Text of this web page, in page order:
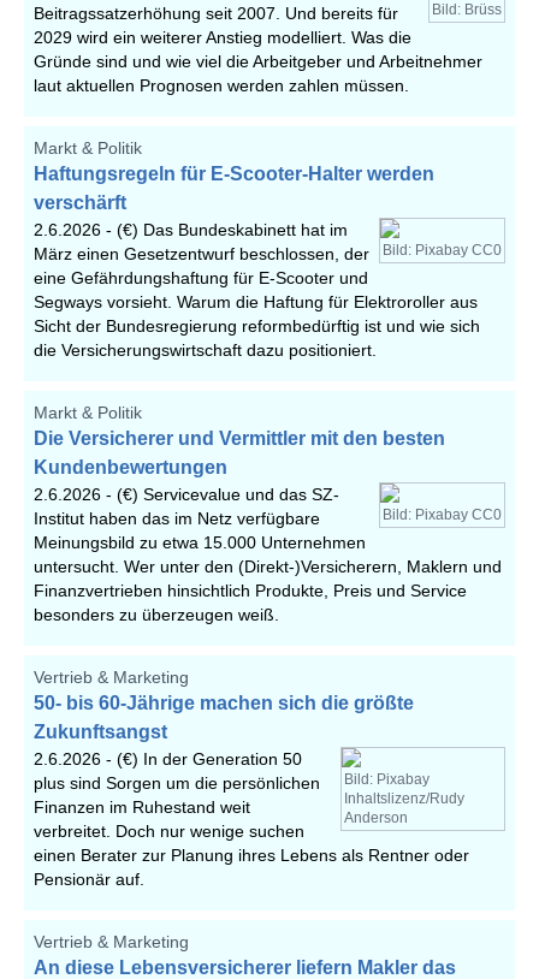
Bild: Brüss
Beitragssatzerhöhung seit 2007. Und bereits für
2029 wird ein weiterer Anstieg modelliert. Was die
Gründe sind und wie viel die Arbeitgeber und Arbeitnehmer
laut aktuellen Prognosen werden zahlen müssen.
Markt & Politik
Haftungsregeln für E-Scooter-Halter werden
verschärft
Bild: Pixabay CC0
2.6.2026 - (€) Das Bundeskabinett hat im
März einen Gesetzentwurf beschlossen, der
eine Gefährdungshaftung für E-Scooter und
Segways vorsieht. Warum die Haftung für Elektroroller aus
Sicht der Bundesregierung reformbedürftig ist und wie sich
die Versicherungswirtschaft dazu positioniert.
Markt & Politik
Die Versicherer und Vermittler mit den besten
Kundenbewertungen
Bild: Pixabay CC0
2.6.2026 - (€) Servicevalue und das SZ-
Institut haben das im Netz verfügbare
Meinungsbild zu etwa 15.000 Unternehmen
untersucht. Wer unter den (Direkt-)Versicherern, Maklern und
Finanzvertrieben hinsichtlich Produkte, Preis und Service
besonders zu überzeugen weiß.
Vertrieb & Marketing
50- bis 60-Jährige machen sich die größte
Zukunftsangst
Bild: Pixabay
Inhaltslizenz/Rudy
Anderson
2.6.2026 - (€) In der Generation 50
plus sind Sorgen um die persönlichen
Finanzen im Ruhestand weit
verbreitet. Doch nur wenige suchen
einen Berater zur Planung ihres Lebens als Rentner oder
Pensionär auf.
Vertrieb & Marketing
An diese Lebensversicherer liefern Makler das